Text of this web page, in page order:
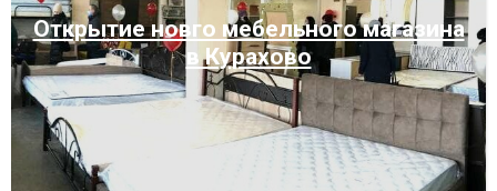
Открытие новго мебельного магазина
в Курахово